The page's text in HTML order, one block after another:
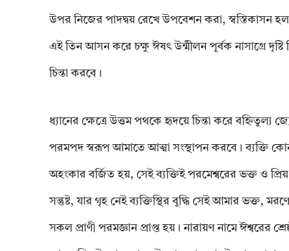
উপর নিজের পাদদ্বয় রেখে উপবেশন করা, স্বস্তিকাসন
এই তিন আসন করে চক্ষু ঈষৎ উন্মীলন পূর্বক নাসাগ্রে
চিন্তা করবে।
ধ্যানের ক্ষেত্রে উত্তম পথকে হৃদয়ে চিন্তা করে বহ্নিতুল্য
পরমপদ স্বরূপ আমাতে আত্মা সংস্থাপন করবে। ব্যক্তি কোন
অহংকার বর্জিত হয়, সেই ব্যক্তিই পরমেশ্বরের ভক্ত ও
সন্তুষ্ট, যার গৃহ নেই ব্যক্তিস্থির বুদ্ধি সেই আমার ভক্ত,
সকল প্রাণী পরমজ্ঞান প্রাপ্ত হয়। নারায়ণ নামে ঈশ্বরের